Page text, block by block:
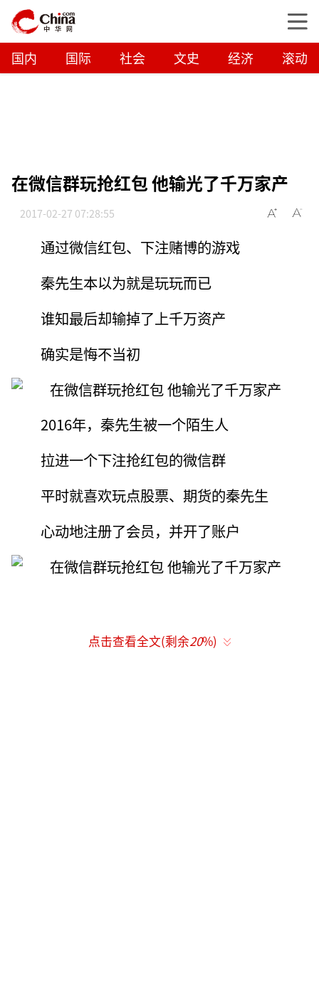
国内 国际 社会 文史 经济 滚动
在微信群玩抢红包 他输光了千万家产
2017-02-27 07:28:55
通过微信红包、下注赌博的游戏
秦先生本以为就是玩玩而已
谁知最后却输掉了上千万资产
确实是悔不当初
2016年，秦先生被一个陌生人
拉进一个下注抢红包的微信群
平时就喜欢玩点股票、期货的秦先生
心动地注册了会员，并开了账户
点击查看全文(剩余20%)